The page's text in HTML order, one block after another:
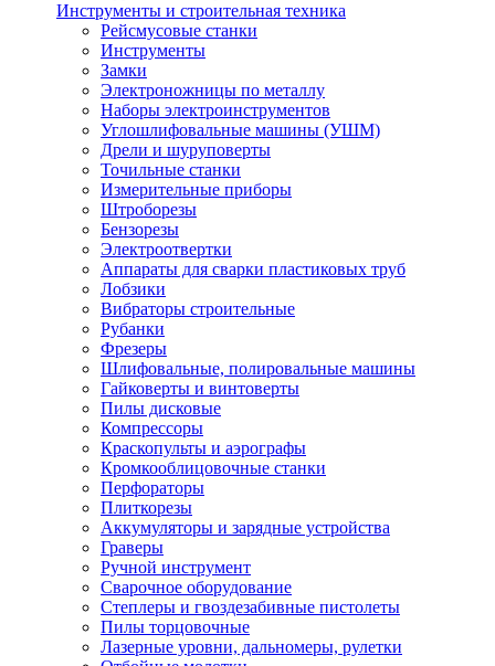
Инструменты и строительная техника
Рейсмусовые станки
Инструменты
Замки
Электроножницы по металлу
Наборы электроинструментов
Углошлифовальные машины (УШМ)
Дрели и шуруповерты
Точильные станки
Измерительные приборы
Штроборезы
Бензорезы
Электроотвертки
Аппараты для сварки пластиковых труб
Лобзики
Вибраторы строительные
Рубанки
Фрезеры
Шлифовальные, полировальные машины
Гайковерты и винтоверты
Пилы дисковые
Компрессоры
Краскопульты и аэрографы
Кромкооблицовочные станки
Перфораторы
Плиткорезы
Аккумуляторы и зарядные устройства
Граверы
Ручной инструмент
Сварочное оборудование
Степлеры и гвоздезабивные пистолеты
Пилы торцовочные
Лазерные уровни, дальномеры, рулетки